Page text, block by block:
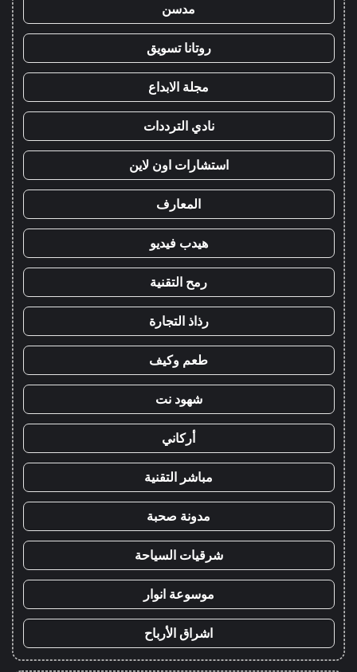
مدسن
روتانا تسويق
مجلة الابداع
نادي الترددات
استشارات اون لاين
المعارف
هيدب فيديو
رمح التقنية
رذاذ التجارة
طعم وكيف
شهود نت
أركاني
مباشر التقنية
مدونة صحبة
شرقيات السياحة
موسوعة انوار
اشراق الأرباح